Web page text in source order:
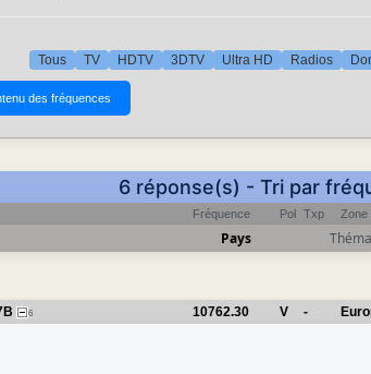
Tous TV HDTV 3DTV Ultra HD Radios
6 réponse(s) - Tri par
Fréquence Pol Txp Zone
Pays
6 10762.30 V -